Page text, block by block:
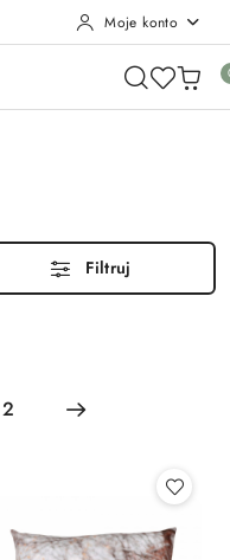
Moje konto
Filtruj